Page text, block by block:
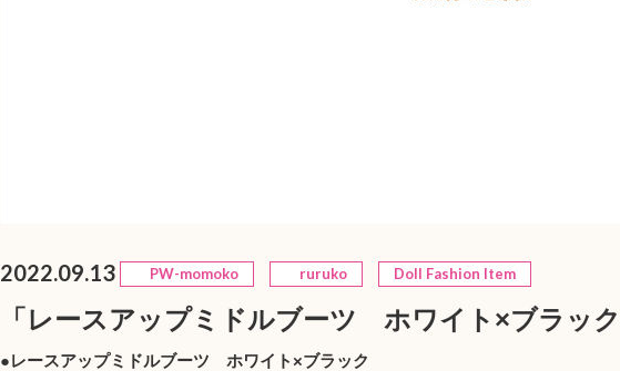
2022.09.13 PW-momoko ruruko Doll Fashion Item
「レースアップミドルブーツ ホワイト×ブラッ
●レースアップミドルブーツ ホワイト×ブラック